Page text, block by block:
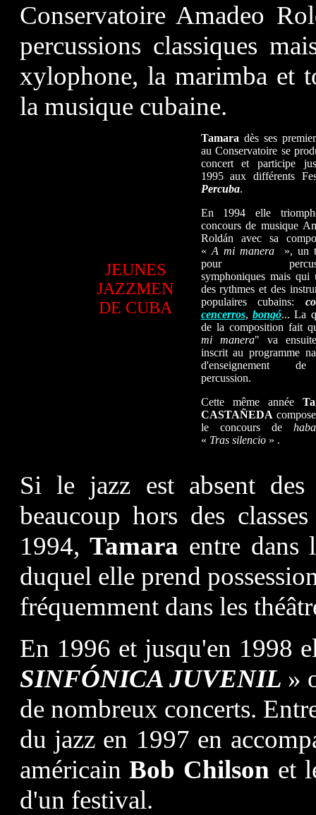
Conservatoire Amadeo
percussions classiques
xylophone, la marimba et
la musique cubaine.
JEUNES
JAZZMEN
DE CUBA
Tamara dès ses
au Conservatoire se
concert et participe
1995 aux différents
Percuba.
En 1994 elle
concours de musique
Roldán avec sa
« A mi manera
», un
pour
symphoniques mais qui
des rythmes et des
populaires cubains:
cencerros, bongó... La
de la composition fait
mi manera" va
inscrit au programme
d'enseignement
percussion.
Cette même année
CASTAÑEDA
le concours de
« Tras silencio » .
Si le jazz est absent des
beaucoup hors des
1994,Tamara entre
duquel elle prend
fréquemment dans les
En 1996 et jusqu'en 1998
SINFÓNICA JUVENIL »
de nombreux concerts.
du jazz en 1997 en
américainBob Chilson et
d'un festival.